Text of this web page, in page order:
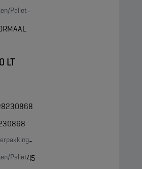
Pallet-
LT
8230868
-
Pallet45